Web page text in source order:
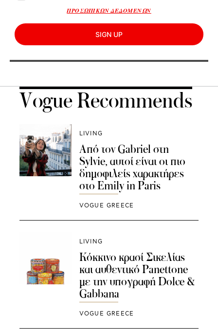
ΠΡΟΣΩΠΙΚΩΝ ΔΕΔΟΜΕΝΩΝ
SIGN UP
Vogue Recommends
LIVING
Από τον Gabriel στη
Sylvie, αυτοί είναι οι πιο
δημοφιλείς χαρακτήρες
στο Emily in Paris
VOGUE GREECE
LIVING
Κόκκινο κρασί Σικελίας
και αυθεντικό Panettone
με την υπογραφή Dolce &
Gabbana
VOGUE GREECE